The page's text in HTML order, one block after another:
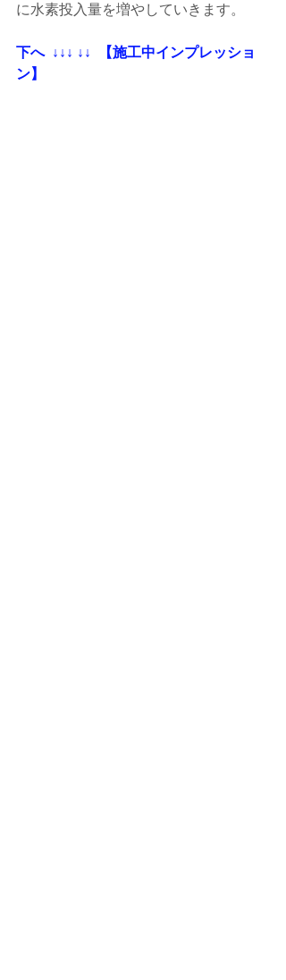
に水素投入量を増やしていきます。
下へ  ↓↓↓ ↓↓  【施工中インプレッショ
ン】